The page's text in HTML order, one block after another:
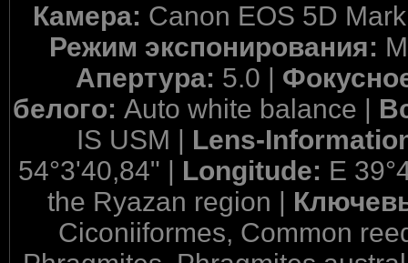
Камера: Canon EOS 5D
Режим экспонирования:
Апертура: 5.0 |
белого: Auto white balance |
IS USM | Lens-
54°3'40,84" | Longitude: E
the Ryazan region |
Ciconiiformes, Common